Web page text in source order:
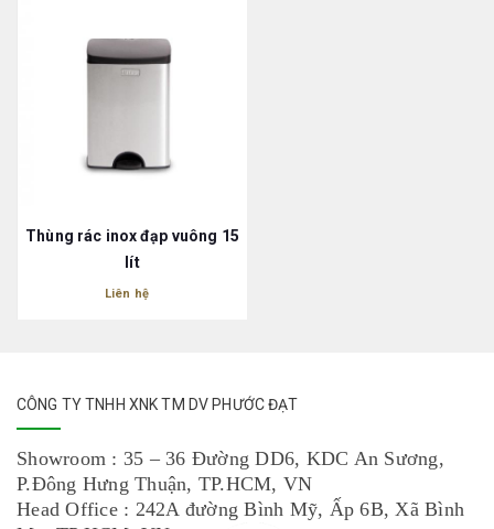
Thùng rác inox đạp vuông 15
lít
Liên hệ
CÔNG TY TNHH XNK TM DV PHƯỚC ĐẠT
Showroom : 35 – 36 Đường DD6, KDC An Sương,
P.Đông Hưng Thuận, TP.HCM, VN
Head Office : 242A đường Bình Mỹ, Ấp 6B, Xã Bình